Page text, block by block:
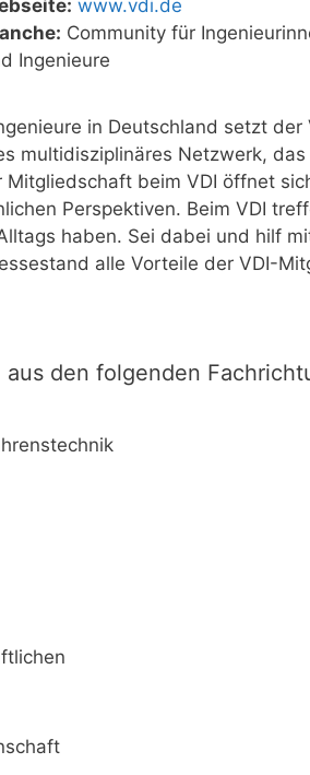
www.vdi.de
Community für
Ingenieure
in Deutschland setzt
multidisziplinäres Netzwerk,
beim VDI öffnet
Perspektiven. Beim VDI
haben. Sei dabei und hilf
alle Vorteile der VDI-
den folgenden